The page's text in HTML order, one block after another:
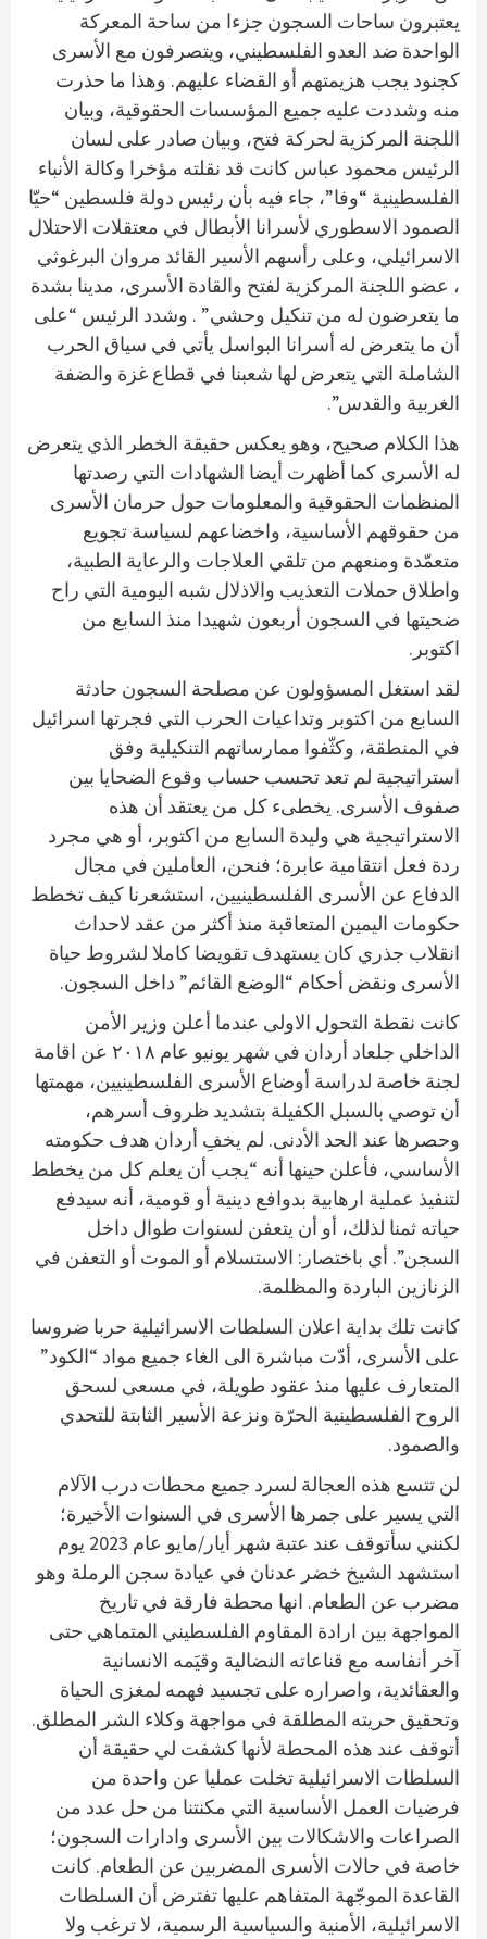
يعتبرون ساحات السجون جزءا من ساحة المعركة
الواحدة ضد العدو الفلسطيني، ويتصرفون مع الأسرى
كجنود يجب هزيمتهم أو القضاء عليهم. وهذا ما حذرت
منه وشددت عليه جميع المؤسسات الحقوقية، وبيان
اللجنة المركزية لحركة فتح، وبيان صادر على لسان
الرئيس محمود عباس كانت قد نقلته مؤخرا وكالة الأنباء
الفلسطينية “وفا”، جاء فيه بأن رئيس دولة فلسطين “حيّا
الصمود الاسطوري لأسرانا الأبطال في معتقلات الاحتلال
الاسرائيلي، وعلى رأسهم الأسير القائد مروان البرغوثي
، عضو اللجنة المركزية لفتح والقادة الأسرى، مدينا بشدة
ما يتعرضون له من تنكيل وحشي” . وشدد الرئيس “على
أن ما يتعرض له أسرانا البواسل يأتي في سياق الحرب
الشاملة التي يتعرض لها شعبنا في قطاع غزة والضفة
الغربية والقدس”.
هذا الكلام صحيح، وهو يعكس حقيقة الخطر الذي يتعرض
له الأسرى كما أظهرت أيضا الشهادات التي رصدتها
المنظمات الحقوقية والمعلومات حول حرمان الأسرى
من حقوقهم الأساسية، واخضاعهم لسياسة تجويع
متعمّدة ومنعهم من تلقي العلاجات والرعاية الطبية،
واطلاق حملات التعذيب والاذلال شبه اليومية التي راح
ضحيتها في السجون أربعون شهيدا منذ السابع من
اكتوبر.
لقد استغل المسؤولون عن مصلحة السجون حادثة
السابع من اكتوبر وتداعيات الحرب التي فجرتها اسرائيل
في المنطقة، وكثّفوا ممارساتهم التنكيلية وفق
استراتيجية لم تعد تحسب حساب وقوع الضحايا بين
صفوف الأسرى. يخطىء كل من يعتقد أن هذه
الاستراتيجية هي وليدة السابع من اكتوبر، أو هي مجرد
ردة فعل انتقامية عابرة؛ فنحن، العاملين في مجال
الدفاع عن الأسرى الفلسطينيين، استشعرنا كيف تخطط
حكومات اليمين المتعاقبة منذ أكثر من عقد لاحداث
انقلاب جذري كان يستهدف تقويضا كاملا لشروط حياة
الأسرى ونقض أحكام “الوضع القائم” داخل السجون.
كانت نقطة التحول الاولى عندما أعلن وزير الأمن
الداخلي جلعاد أردان في شهر يونيو عام ٢٠١٨ عن اقامة
لجنة خاصة لدراسة أوضاع الأسرى الفلسطينيين، مهمتها
أن توصي بالسبل الكفيلة بتشديد ظروف أسرهم،
وحصرها عند الحد الأدنى. لم يخفِ أردان هدف حكومته
الأساسي، فأعلن حينها أنه “يجب أن يعلم كل من يخطط
لتنفيذ عملية ارهابية بدوافع دينية أو قومية، أنه سيدفع
حياته ثمنا لذلك، أو أن يتعفن لسنوات طوال داخل
السجن”. أي باختصار: الاستسلام أو الموت أو التعفن في
الزنازين الباردة والمظلمة.
كانت تلك بداية اعلان السلطات الاسرائيلية حربا ضروسا
على الأسرى، أدّت مباشرة الى الغاء جميع مواد “الكود”
المتعارف عليها منذ عقود طويلة، في مسعى لسحق
الروح الفلسطينية الحرّة ونزعة الأسير الثابتة للتحدي
والصمود.
لن تتسع هذه العجالة لسرد جميع محطات درب الآلام
التي يسير على جمرها الأسرى في السنوات الأخيرة؛
لكنني سأتوقف عند عتبة شهر أيار/مايو عام 2023 يوم
استشهد الشيخ خضر عدنان في عيادة سجن الرملة وهو
مضرب عن الطعام. انها محطة فارقة في تاريخ
المواجهة بين ارادة المقاوم الفلسطيني المتماهي حتى
آخر أنفاسه مع قناعاته النضالية وقيَمه الانسانية
والعقائدية، واصراره على تجسيد فهمه لمغزى الحياة
وتحقيق حريته المطلقة في مواجهة وكلاء الشر المطلق.
أتوقف عند هذه المحطة لأنها كشفت لي حقيقة أن
السلطات الاسرائيلية تخلت عمليا عن واحدة من
فرضيات العمل الأساسية التي مكنتنا من حل عدد من
الصراعات والاشكالات بين الأسرى وادارات السجون؛
خاصة في حالات الأسرى المضربين عن الطعام. كانت
القاعدة الموجّهة المتفاهم عليها تفترض أن السلطات
الاسرائيلية، الأمنية والسياسية الرسمية، لا ترغب ولا